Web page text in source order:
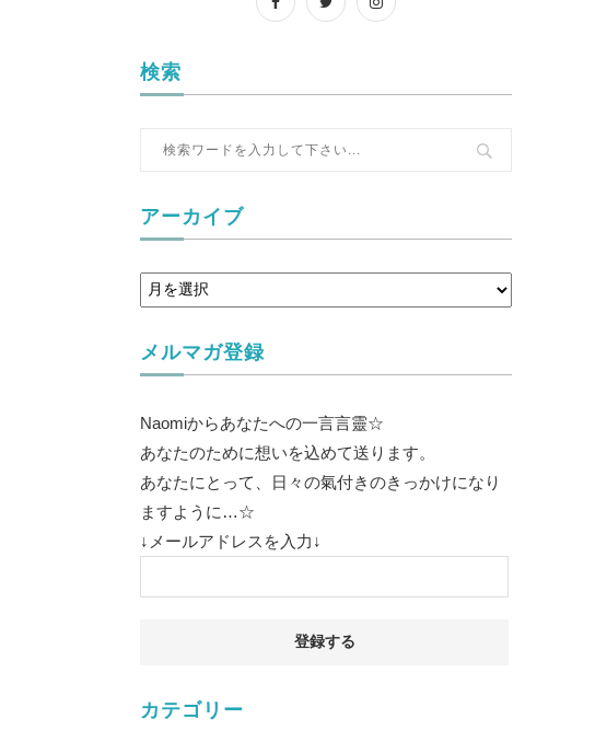
検索
アーカイブ
メルマガ登録
Naomiからあなたへの一言言靈☆
あなたのために想いを込めて送ります。
あなたにとって、日々の氣付きのきっかけになり
ますように…☆
↓メールアドレスを入力↓
カテゴリー